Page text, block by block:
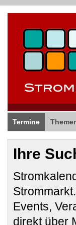
Termine
Ihre
Events,
direkt über